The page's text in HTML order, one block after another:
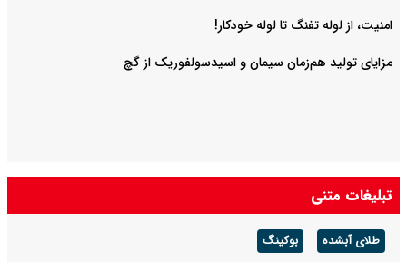
امنیت، از لوله تفنگ تا ‌لوله خودکار!
مزایای تولید هم‌زمان سیمان و اسیدسولفوریک از گچ
تبلیغات متنی
طلای آبشده بوکینگ